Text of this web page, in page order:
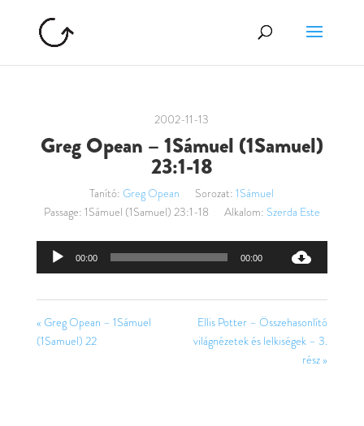
2002-11-13
Greg Opean – 1Sámuel (1Samuel)
23:1-18
Tanító: Greg Opean Sorozat: 1Sámuel
Passage: 1Sámuel (1Samuel) 23:1-18 Alkalom: Szerda Este
Audió
00:00 00:00
« Greg Opean – 1Sámuel
(1Samuel) 22
Ellis Potter – Összehasonlító
világnézetek és lelkiségek – 3.
rész »